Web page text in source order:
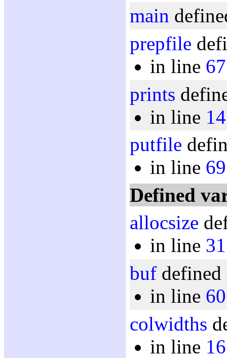
main
prepfile
in line 67
prints
in line
putfile
in line 69
Defined
allocsize
in line
buf
in line 60
colwidths
in line